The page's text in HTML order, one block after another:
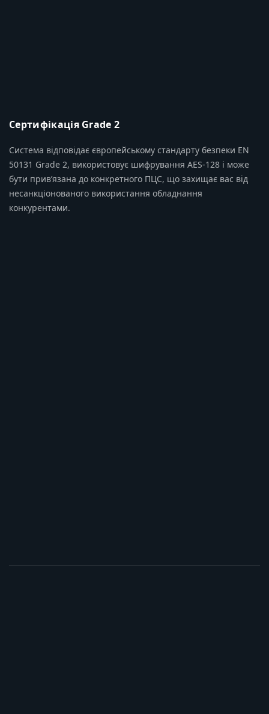
Сертифікація Grade 2
Система відповідає європейському стандарту безпеки EN
50131 Grade 2, використовує шифрування AES-128 і може
бути прив’язана до конкретного ПЦС, що захищає вас від
несанкціонованого використання обладнання
конкурентами.